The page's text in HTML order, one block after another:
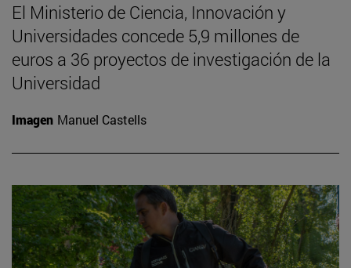
El Ministerio de Ciencia, Innovación y
Universidades concede 5,9 millones de
euros a 36 proyectos de investigación de la
Universidad
Imagen Manuel Castells